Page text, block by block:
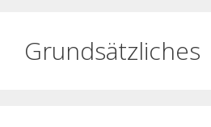
Grundsätzliches